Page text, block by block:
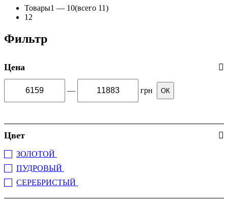
Товары1 — 10(всего 11)
1 2
Фильтр
Цена
— грн ОК
Цвет
ЗОЛОТОЙ
ПУДРОВЫЙ
СЕРЕБРИСТЫЙ